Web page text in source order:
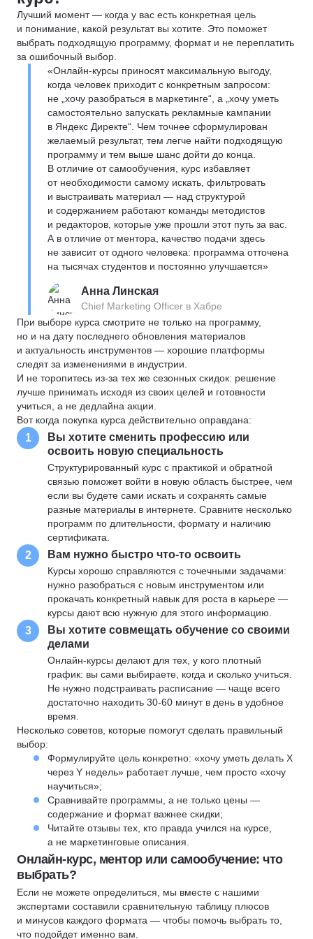
Лучший момент — когда у вас есть конкретная цель
и понимание, какой результат вы хотите. Это поможет
выбрать подходящую программу, формат и не переплатить
за ошибочный выбор.
«Онлайн-курсы приносят максимальную выгоду,
когда человек приходит с конкретным запросом:
не „хочу разобраться в маркетинге“, а „хочу уметь
самостоятельно запускать рекламные кампании
в Яндекс Директе“. Чем точнее сформулирован
желаемый результат, тем легче найти подходящую
программу и тем выше шанс дойти до конца.
В отличие от самообучения, курс избавляет
от необходимости самому искать, фильтровать
и выстраивать материал — над структурой
и содержанием работают команды методистов
и редакторов, которые уже прошли этот путь за вас.
А в отличие от ментора, качество подачи здесь
не зависит от одного человека: программа отточена
на тысячах студентов и постоянно улучшается»
Анна Линская
Chief Marketing Officer в Хабре
При выборе курса смотрите не только на программу,
но и на дату последнего обновления материалов
и актуальность инструментов — хорошие платформы
следят за изменениями в индустрии.
И не торопитесь из-за тех же сезонных скидок: решение
лучше принимать исходя из своих целей и готовности
учиться, а не дедлайна акции.
Вот когда покупка курса действительно оправдана:
1
Вы хотите сменить профессию или
освоить новую специальность
Структурированный курс с практикой и обратной
связью поможет войти в новую область быстрее, чем
если вы будете сами искать и сохранять самые
разные материалы в интернете. Сравните несколько
программ по длительности, формату и наличию
сертификата.
2 Вам нужно быстро что-то освоить
Курсы хорошо справляются с точечными задачами:
нужно разобраться с новым инструментом или
прокачать конкретный навык для роста в карьере —
курсы дают всю нужную для этого информацию.
3
Вы хотите совмещать обучение со своими
делами
Онлайн-курсы делают для тех, у кого плотный
график: вы сами выбираете, когда и сколько учиться.
Не нужно подстраивать расписание — чаще всего
достаточно находить 30-60 минут в день в удобное
время.
Несколько советов, которые помогут сделать правильный
выбор:
Формулируйте цель конкретно: «хочу уметь делать X
через Y недель» работает лучше, чем просто «хочу
научиться»;
Сравнивайте программы, а не только цены —
содержание и формат важнее скидки;
Читайте отзывы тех, кто правда учился на курсе,
а не маркетинговые описания.
Онлайн-курс, ментор или самообучение: что
выбрать?
Если не можете определиться, мы вместе с нашими
экспертами составили сравнительную таблицу плюсов
и минусов каждого формата — чтобы помочь выбрать то,
что подойдет именно вам.